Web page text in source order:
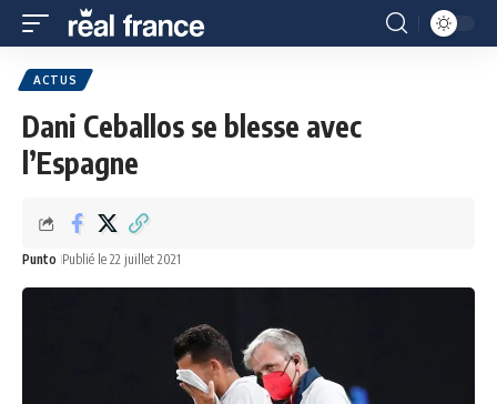
ACTUS
Dani Ceballos se blesse avec
l’Espagne
Punto Publié le 22 juillet 2021